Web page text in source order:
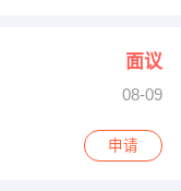
面议
08-09
贸商城对面）理想茶行
申请